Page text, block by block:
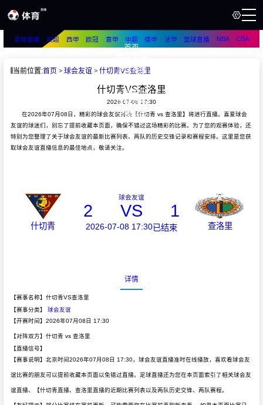
首页
足球直播
足球资讯
篮球录像
足球录像
足球直播 英超 西甲 欧冠 意甲 中超 德甲 法甲 篮球直播 NBA CBA
当前位置:首页 球会友谊 什切青VS查洛里
什切青VS查洛里
2026-07-08 17:30
在2026年07月08日，精彩的球会友谊对决【什切青 vs 查洛里】将进行直播。喜爱球会
友谊的球迷们，别忘了提前收藏本页面，确保不错过这场精彩的比赛。为了您的观赛体验，还
特别为您整理了关于球会友谊的最新比赛列表、两队的历史交锋记录和赛程安排。这里是您获
取球会友谊直播信息的最佳地点，敬请关注。
什切青
球会友谊
2 VS 1
2026-07-08 17:30已结束 查洛里
详情
【赛事名称】什切青VS查洛里
【赛事分类】 球会友谊
【开赛时间】2026年07月08日 17:30
【对阵双方】什切青 vs 查洛里
【直播信号】
【赛事说明】北京时间2026年07月08日 17:30，球会友谊直播准时在线播放，喜欢看球会友
谊比赛的朋友可以提前收藏本页面以免错过直播。足球直播还为您在本页面索引了相关球会友
谊直播、【什切青直播、查洛里直播的近期比赛列表以及两队历史交锋、两队赛程。